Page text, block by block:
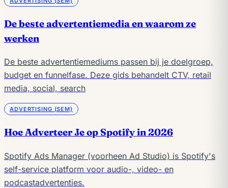
De beste advertentiemedia en waarom ze
werken
De beste advertentiemediums passen bij je doelgroep,
budget en funnelfase. Deze gids behandelt CTV, retail
media, social, search
ADVERTISING (SEM)
Hoe Adverteer Je op Spotify in 2026
Spotify Ads Manager (voorheen Ad Studio) is Spotify's
self-service platform voor audio-, video- en
podcastadvertenties.